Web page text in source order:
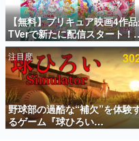
アプリセール情報
インタビュー
連載・特集一
殿堂入り記事
SNS拡散数が数
ど。多くの人々
事をまとめました
【無料】プリキュア映画4作
TVerで新たに配信スタート！
んと2018年～2024年の映画
すべてが見放題に、ぶっちゃ
ありえないラインナップ
注目度
野球部の過酷な“補欠”を体験
るゲーム『球ひろい
Simulator』が「1件」のウィ